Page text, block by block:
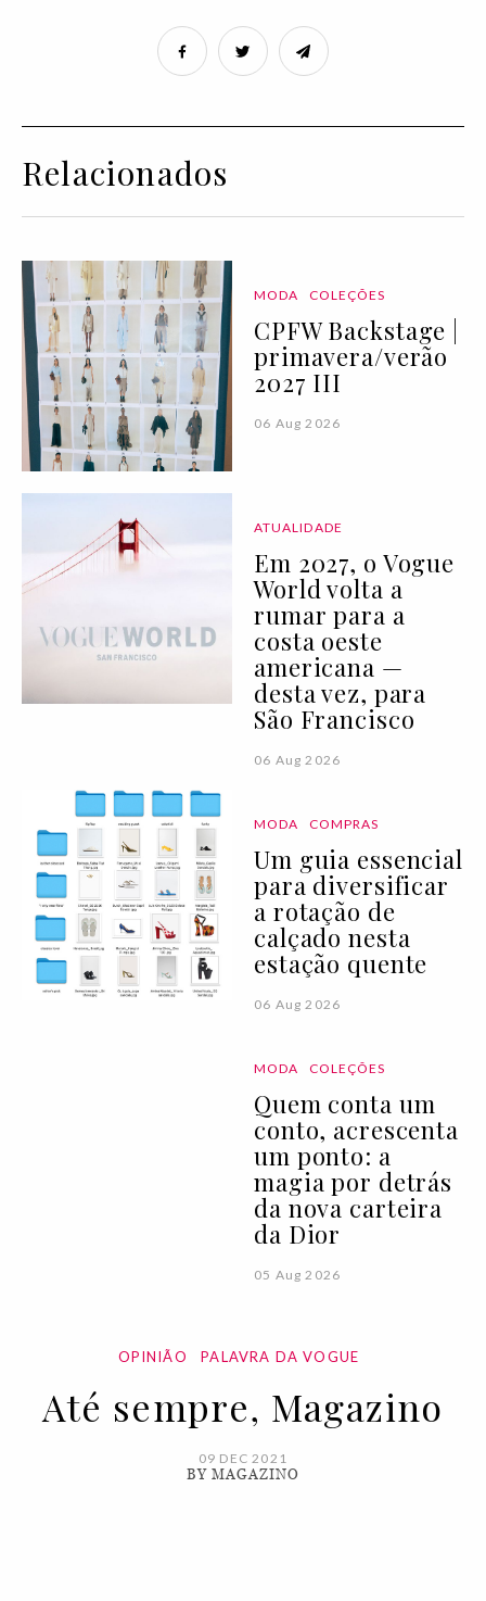
Relacionados
MODA COLEÇÕES
CPFW Backstage |
primavera/verão
2027 III
06 Aug 2026
ATUALIDADE
Em 2027, o Vogue
World volta a
rumar para a
costa oeste
americana —
desta vez, para
São Francisco
06 Aug 2026
MODA COMPRAS
Um guia essencial
para diversificar
a rotação de
calçado nesta
estação quente
06 Aug 2026
MODA COLEÇÕES
Quem conta um
conto, acrescenta
um ponto: a
magia por detrás
da nova carteira
da Dior
05 Aug 2026
OPINIÃO PALAVRA DA VOGUE
Até sempre, Magazino
09 DEC 2021
BY MAGAZINO